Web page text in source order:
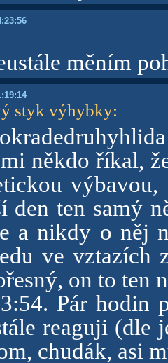
měním
styk výhybky:
někdo říkal,
den ten samý
a nikdy o něj
ve vztazích
on to ten
Pár hodin
reaguji (dle
chudák, asi